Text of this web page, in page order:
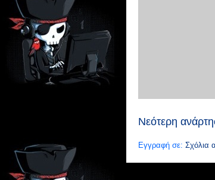
Νεότερη
Εγγραφή σε: Σχόλια